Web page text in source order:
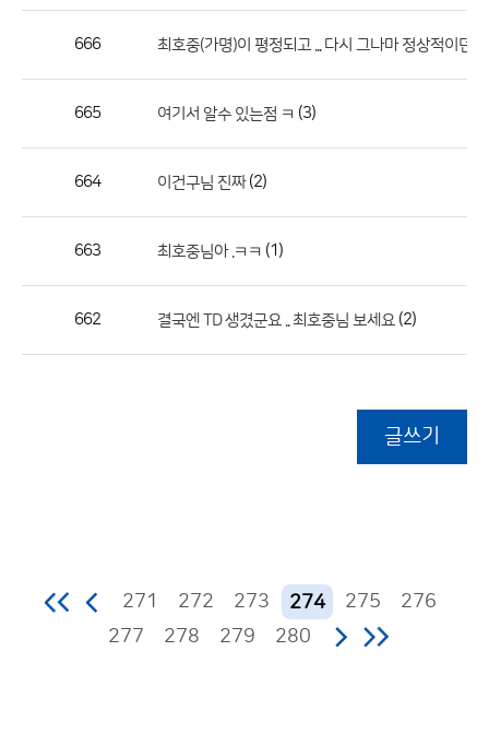
공
666 최호중(가명)이 평정되고 ... 다시 그나마 정상적이던
665 여기서 알수 있는점 ㅋ (3)
664 이건구님 진짜(2)
663 최호중님아 .ㅋㅋ (1)
662 결국엔 TD 생겼군요 .. 최호중님 보세요 (2)
글쓰기
271 272 273 274 275
276
277
278 279 280